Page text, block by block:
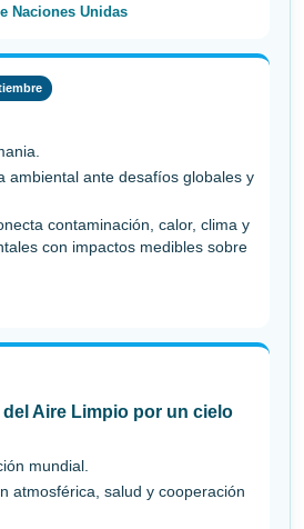
Naciones Unidas
ambiental ante desafíos globales y
contaminación, calor, clima y
con impactos medibles sobre
del Aire Limpio por un cielo
mundial.
atmosférica, salud y cooperación